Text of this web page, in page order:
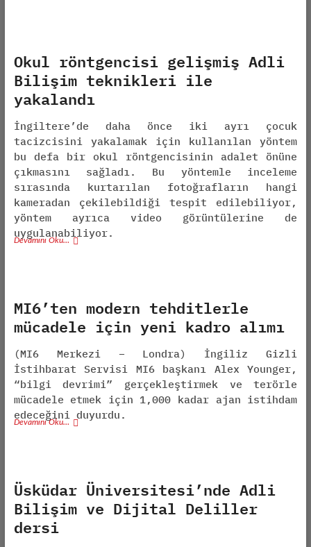
Okul röntgencisi gelişmiş Adli
Bilişim teknikleri ile
yakalandı
İngiltere’de daha önce iki ayrı çocuk
tacizcisini yakalamak için kullanılan yöntem
bu defa bir okul röntgencisinin adalet önüne
çıkmasını sağladı. Bu yöntemle inceleme
sırasında kurtarılan fotoğrafların hangi
kameradan çekilebildiği tespit edilebiliyor,
yöntem ayrıca video görüntülerine de
uygulanabiliyor.
Devamını Oku…
MI6’ten modern tehditlerle
mücadele için yeni kadro alımı
(MI6 Merkezi – Londra) İngiliz Gizli
İstihbarat Servisi MI6 başkanı Alex Younger,
“bilgi devrimi” gerçekleştirmek ve terörle
mücadele etmek için 1,000 kadar ajan istihdam
edeceğini duyurdu.
Devamını Oku…
Üsküdar Üniversitesi’nde Adli
Bilişim ve Dijital Deliller
dersi